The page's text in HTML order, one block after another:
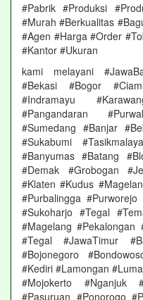
#Pabrik #Produksi
#Murah #Berkualitas
#Agen #Harga #Order
#Kantor #Ukuran
kami melayani
#Bekasi #Bogor
#Indramayu
#Pangandaran
#Sumedang #Banjar
#Sukabumi
#Banyumas #Batang
#Demak #Grobogan
#Klaten #Kudus
#Purbalingga
#Sukoharjo #Tegal
#Magelang #Pekalongan
#Tegal #JawaTimur
#Bojonegoro
#Kediri #Lamongan
#Mojokerto #Nganjuk
#Pasuruan #Ponorogo